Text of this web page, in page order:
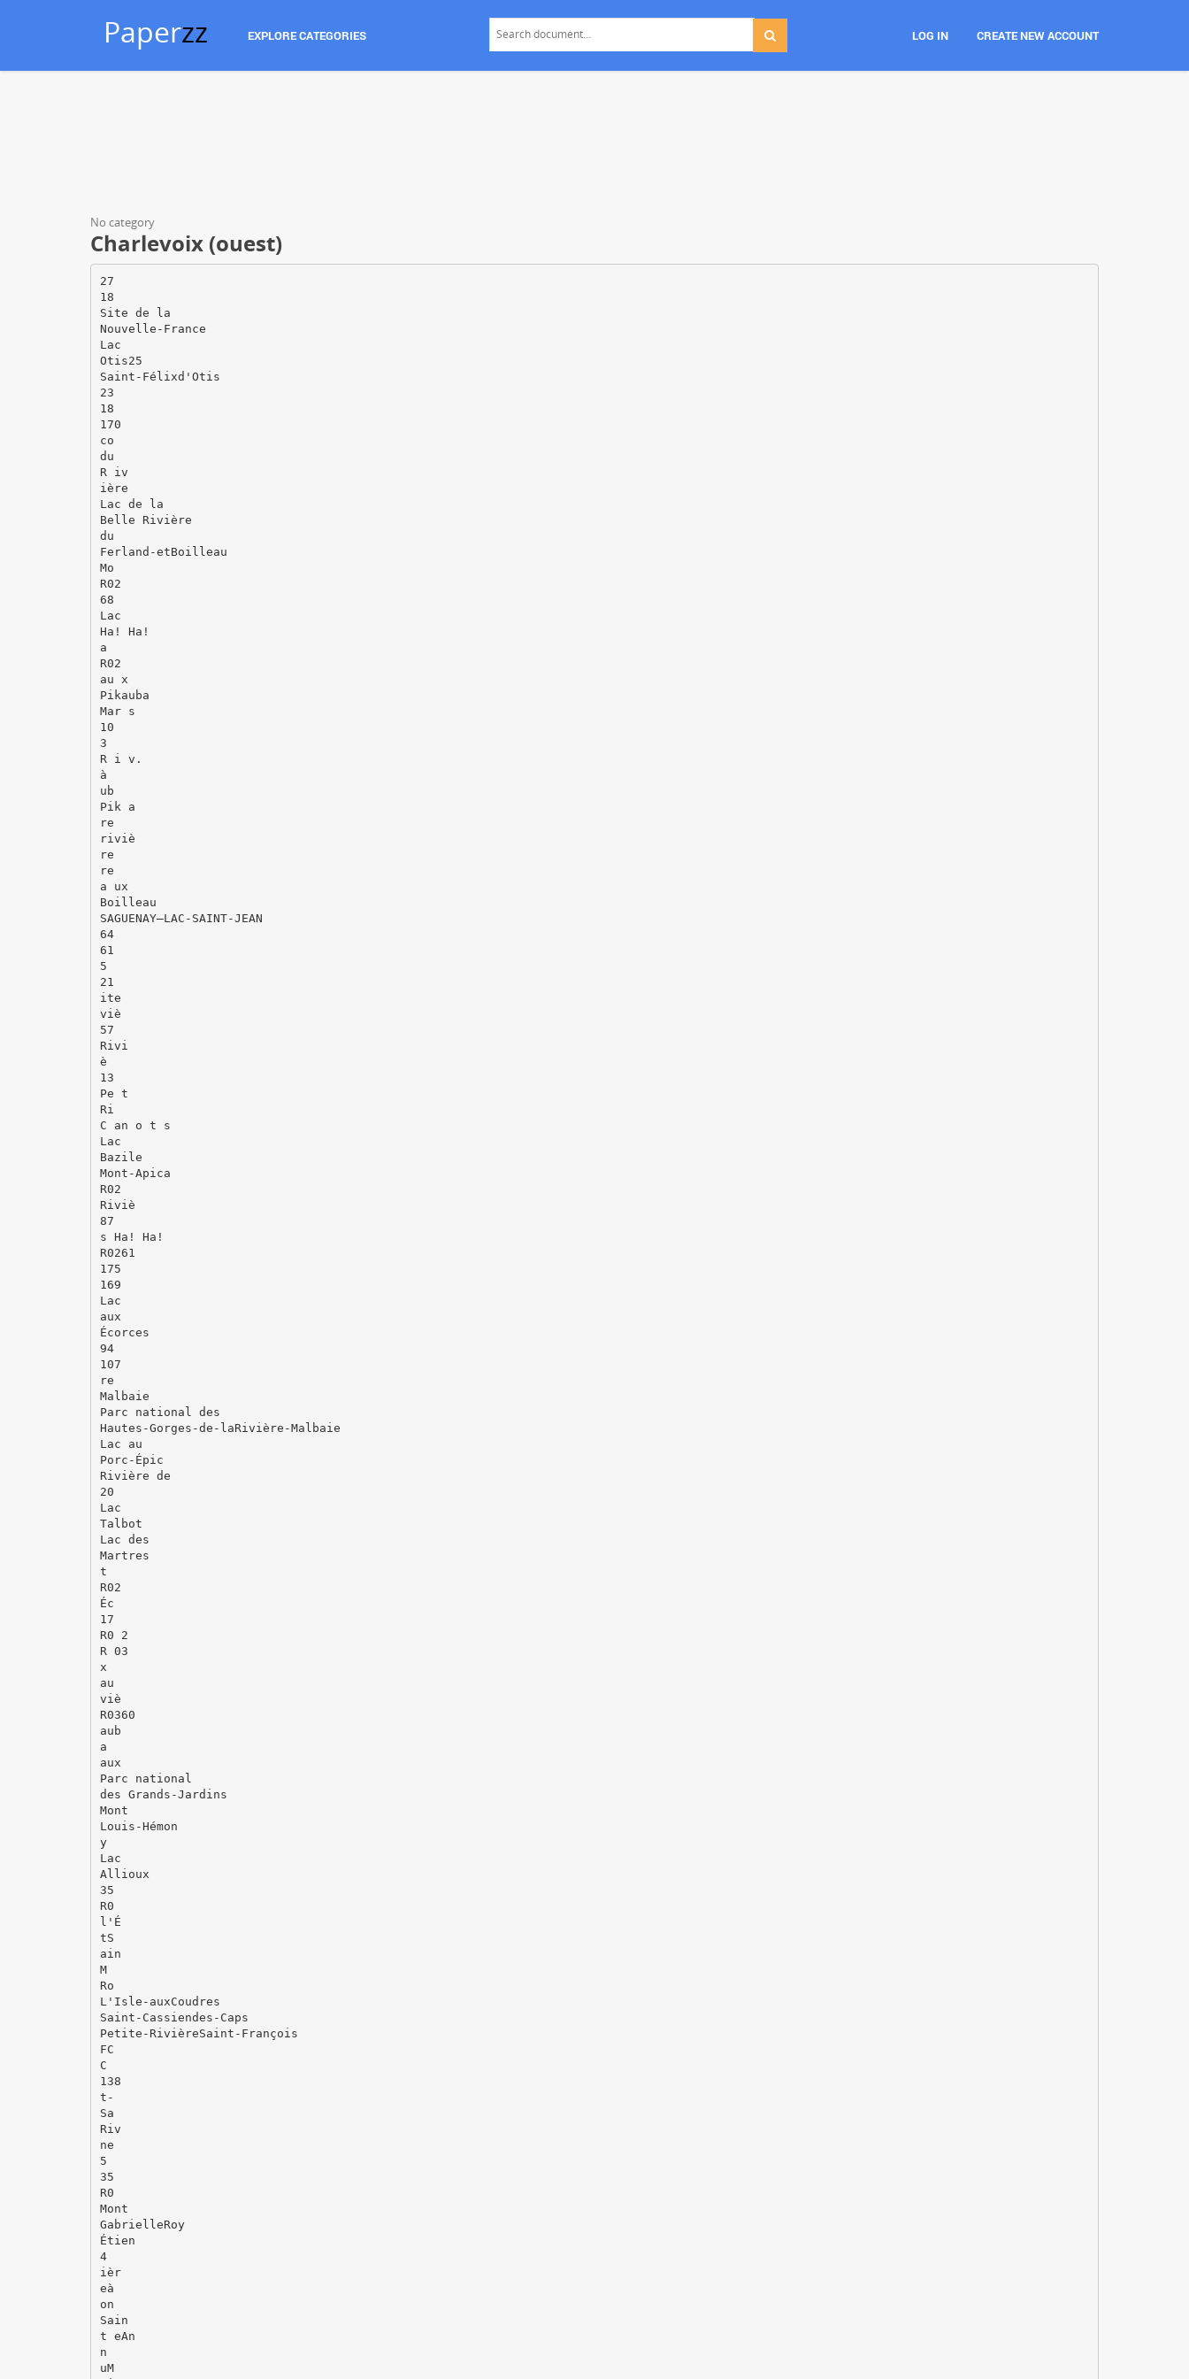
Paperzz EXPLORE CATEGORIES LOG IN CREATE NEW ACCOUNT
No category
Charlevoix (ouest)
27
18
Site de la
Nouvelle-France
Lac
Otis25
Saint-Félixd'Otis
23
18
170
co
du
R iv
ière
Lac de la
Belle Rivière
du
Ferland-etBoilleau
Mo
R02
68
Lac
Ha! Ha!
a
R02
au x
Pikauba
Mar s
10
3
R i v.
à
ub
Pik a
re
riviè
re
re
a ux
Boilleau
SAGUENAY–LAC-SAINT-JEAN
64
61
5
21
ite
viè
57
Rivi
è
13
Pe t
Ri
C an o t s
Lac
Bazile
Mont-Apica
R02
Riviè
87
s Ha! Ha!
R0261
175
169
Lac
aux
Écorces
94
107
re
Malbaie
Parc national des
Hautes-Gorges-de-laRivière-Malbaie
Lac au
Porc-Épic
Rivière de
20
Lac
Talbot
Lac des
Martres
t
R02
Éc
17
R0 2
R 03
x
au
viè
R0360
aub
a
aux
Parc national
des Grands-Jardins
Mont
Louis-Hémon
y
Lac
Allioux
35
R0
l'É
tS
ain
M
Ro
L'Isle-auxCoudres
Saint-Cassiendes-Caps
Petite-RivièreSaint-François
FC
C
138
t-
Sa
Riv
ne
5
35
R0
Mont
GabrielleRoy
Étien
4
ièr
eà
on
Sain
t eAn
n
uM